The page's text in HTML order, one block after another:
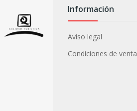
Información
Aviso legal
Condiciones de venta